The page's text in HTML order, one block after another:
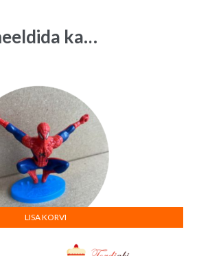
ka…
LISA KORVI